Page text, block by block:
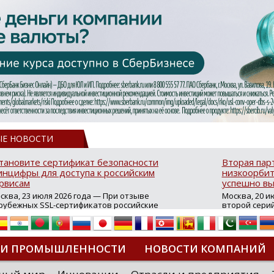
НОВОСТИ
сертификат безопасности
для доступа к российским
23 июля 2026 года — При отзыве
SSL-сертификатов российские
могут некорректно открываться в
браузерах (Google Chrome,
Edge и др.), а соединение с сервисами
ресурсы уже сообщили о
недоступности и ошибках при
из-за отзывов сертификатов
Вторая
успешно
Москва, 20
второй
аппаратов,
масштабной
интернет с
из
«Экономика
ПРОМЫШЛЕННОСТИ НОВОСТИ КОМПАНИЙ